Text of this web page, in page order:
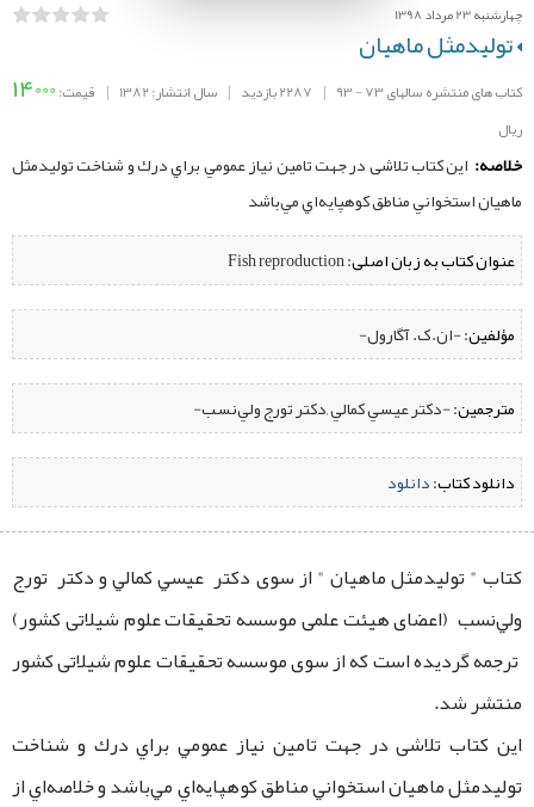
چهارشنبه 23 مرداد 1398
توليدمثل ماهيان
کتاب های منتشره سالهای 73 - 93 | 2287 بازدید | سال انتشار: 1382 | قیمت:14000
ریال
خلاصه: این کتاب تلاشی در جهت تامين نياز عمومي براي درك و شناخت توليدمثل
ماهيان استخواني مناطق كوهپايه‌اي مي‌باشد
عنوان کتاب به زبان اصلی:
مؤلفین:‌ -ان.ک. آگارول-
مترجمین:‌ -دکتر عيسي كمالي ,دکتر تورج ولي‌نسب-
دانلود کتاب:دانلود
کتاب " توليدمثل ماهيان " از سوی دکتر عيسي كمالي و دکتر تورج
ولي‌نسب (اعضای هیئت علمی موسسه تحقیقات علوم شیلاتی کشور)
ترجمه گردیده است که از سوی موسسه تحقیقات علوم شیلاتی کشور
منتشر شد.
این کتاب تلاشی در جهت تامين نياز عمومي براي درك و شناخت
توليدمثل ماهيان استخواني مناطق كوهپايه‌اي مي‌باشد و خلاصه‌اي از